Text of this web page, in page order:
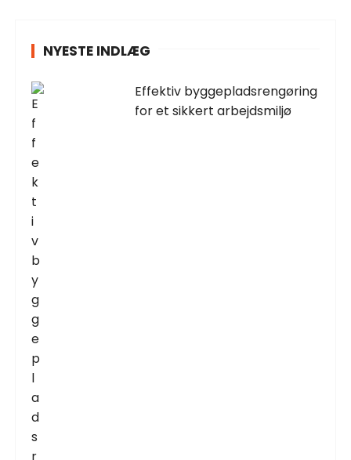
NYESTE INDLÆG
Effektiv byggepladsrengøring
for et sikkert arbejdsmiljø